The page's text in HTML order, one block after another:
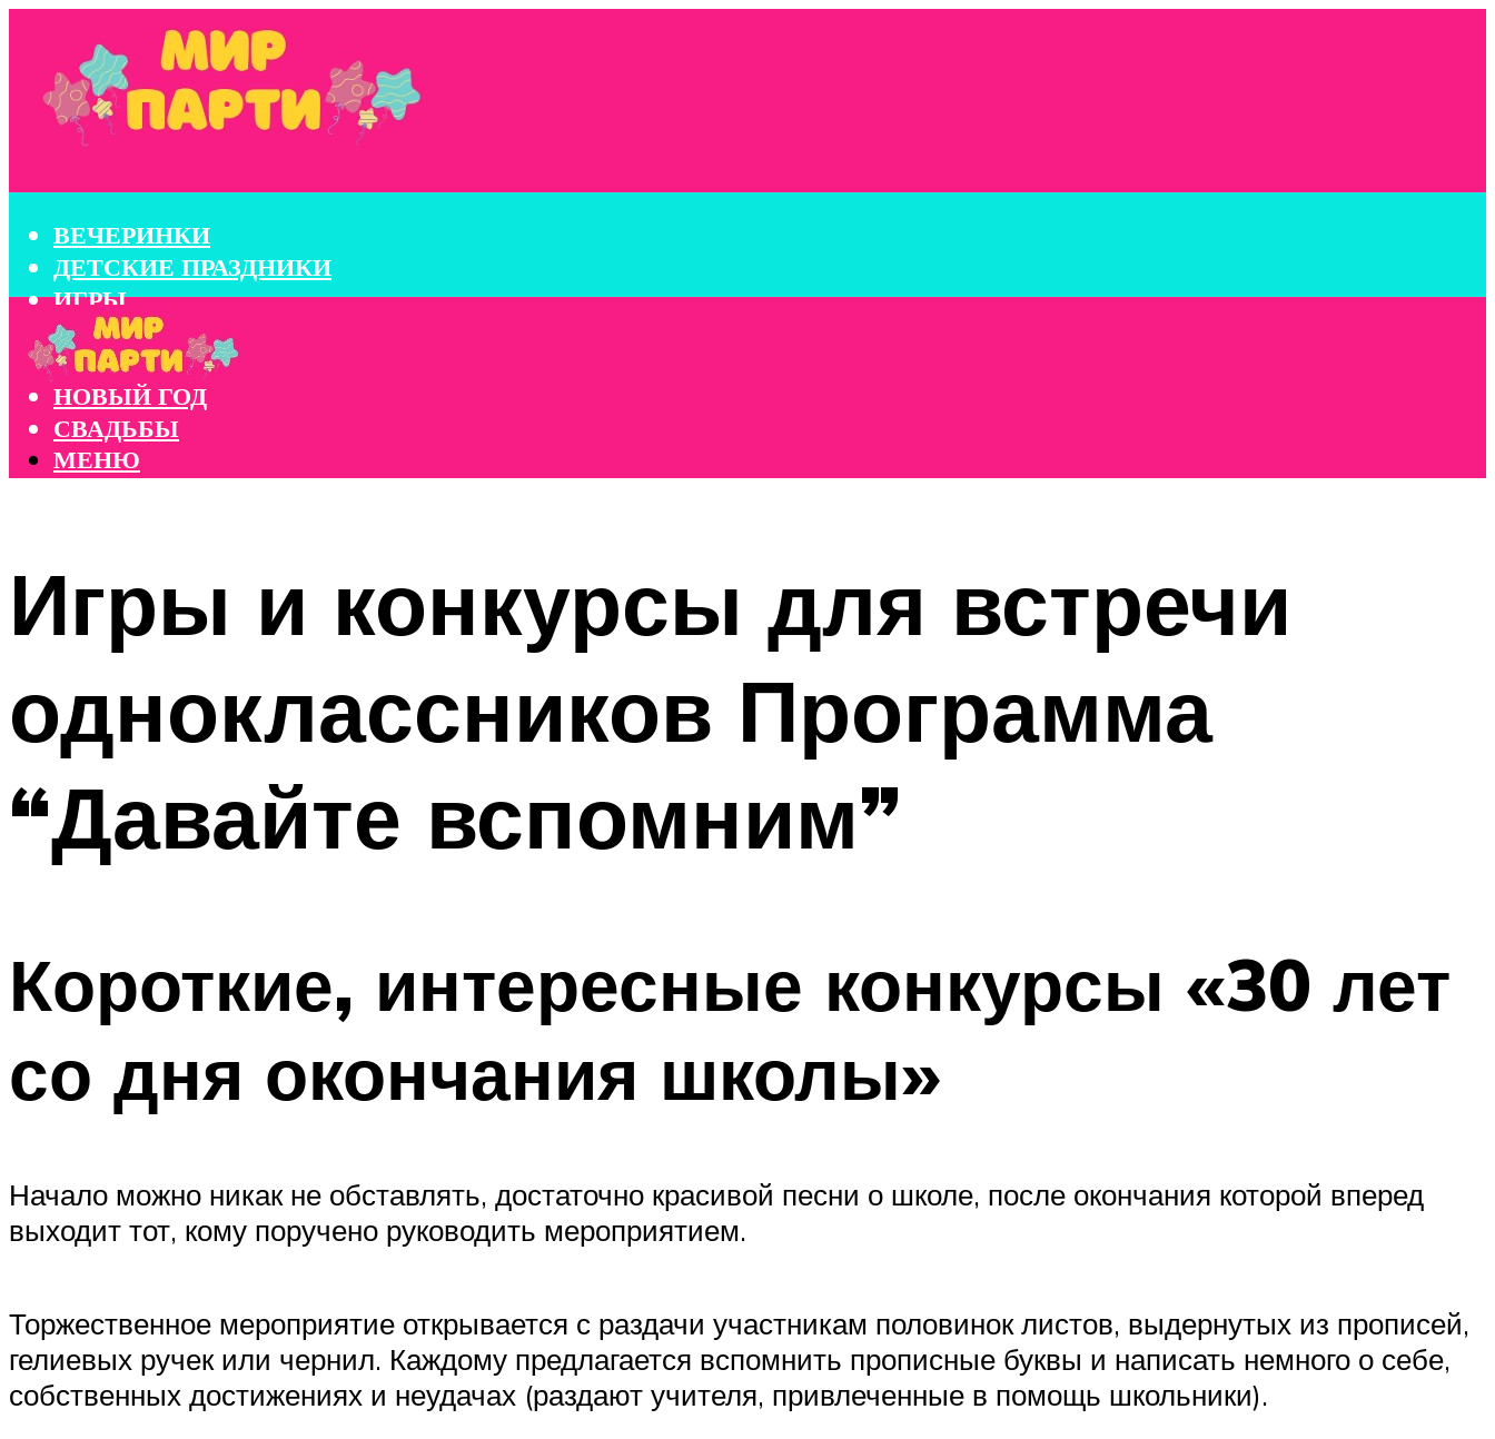
ВЕЧЕРИНКИ
ДЕТСКИЕ ПРАЗДНИКИ
ИГРЫ
КОНКУРСЫ
КОРПОРАТИВЫ
НОВЫЙ ГОД
СВАДЬБЫ
МЕНЮ
Игры и конкурсы для встречи
одноклассников Программа
“Давайте вспомним”
Короткие, интересные конкурсы «30 лет
со дня окончания школы»
Начало можно никак не обставлять, достаточно красивой песни о школе, после окончания которой вперед
выходит тот, кому поручено руководить мероприятием.
Торжественное мероприятие открывается с раздачи участникам половинок листов, выдернутых из прописей,
гелиевых ручек или чернил. Каждому предлагается вспомнить прописные буквы и написать немного о себе,
собственных достижениях и неудачах (раздают учителя, привлеченные в помощь школьники).